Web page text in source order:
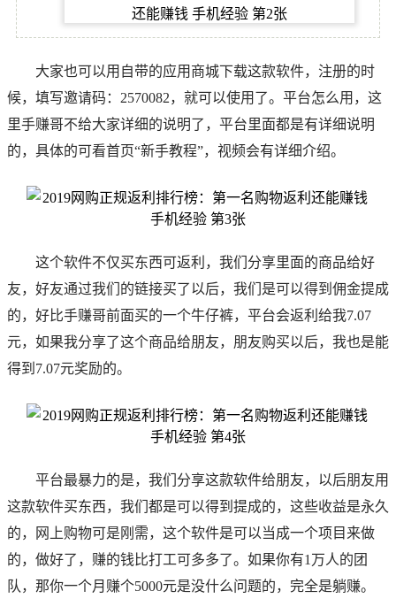
大家也可以用自带的应用商城下载这款软件，注册的时
候，填写邀请码：2570082，就可以使用了。平台怎么用，这
里手赚哥不给大家详细的说明了，平台里面都是有详细说明
的，具体的可看首页“新手教程”，视频会有详细介绍。
这个软件不仅买东西可返利，我们分享里面的商品给好
友，好友通过我们的链接买了以后，我们是可以得到佣金提成
的，好比手赚哥前面买的一个牛仔裤，平台会返利给我7.07
元，如果我分享了这个商品给朋友，朋友购买以后，我也是能
得到7.07元奖励的。
平台最暴力的是，我们分享这款软件给朋友，以后朋友用
这款软件买东西，我们都是可以得到提成的，这些收益是永久
的，网上购物可是刚需，这个软件是可以当成一个项目来做
的，做好了，赚的钱比打工可多多了。如果你有1万人的团
队，那你一个月赚个5000元是没什么问题的，完全是躺赚。